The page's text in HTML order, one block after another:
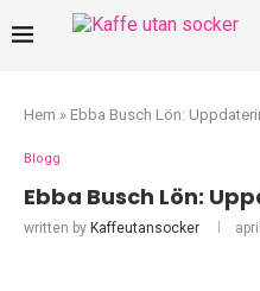
Hem » Ebba Busch Lön:
Blogg
Ebba Busch Lön:
written by Kaffeutansocker